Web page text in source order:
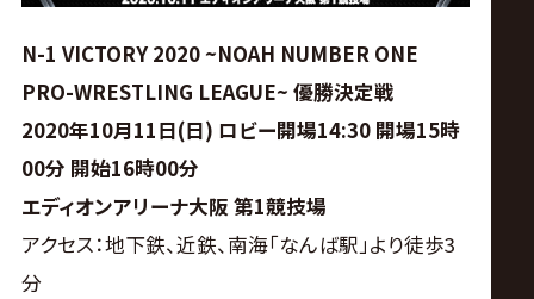
グ・
ノ
ア
公
N-1 VICTORY 2020 ~NOAH NUMBER ONE
PRO-WRESTLING LEAGUE~ 優勝決定戦
2020年10月11日(日) ロビー開場14:30 開場15時
00分 開始16時00分
エディオンアリーナ大阪 第1競技場
アクセス：地下鉄、近鉄、南海「なんば駅」より徒歩3
分